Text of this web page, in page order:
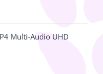
Multi-Audio UHD